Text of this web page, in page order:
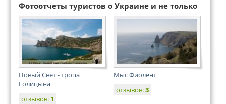
Фотоотчеты туристов о Украине и не только
Новый Свет - тропа
Голицына
отзывов: 1
Мыс Фиолент
отзывов:3